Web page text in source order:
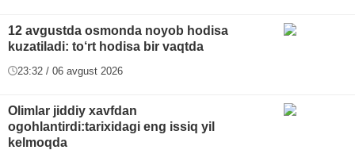
12 avgustda osmonda noyob hodisa
kuzatiladi: to‘rt hodisa bir vaqtda
23:32 / 06 avgust 2026
Olimlar jiddiy xavfdan
ogohlantirdi:tarixidagi eng issiq yil
kelmoqda